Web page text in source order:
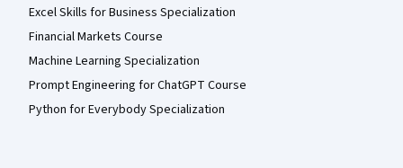
Excel Skills for Business Specialization
Financial Markets Course
Machine Learning Specialization
Prompt Engineering for ChatGPT Course
Python for Everybody Specialization